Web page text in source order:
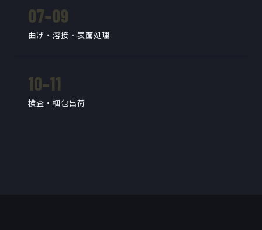
07–09
曲げ・溶接・表面処理
10–11
検査・梱包出荷